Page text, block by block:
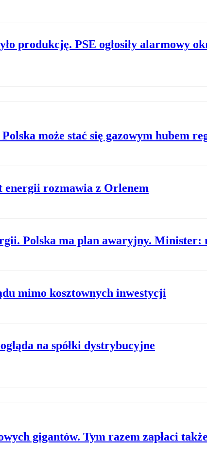
produkcję. PSE ogłosiły alarmowy
może stać się gazowym hubem
energii rozmawia z Orlenem
Polska ma plan awaryjny. Minister:
mimo kosztownych inwestycji
na spółki dystrybucyjne
gigantów. Tym razem zapłaci